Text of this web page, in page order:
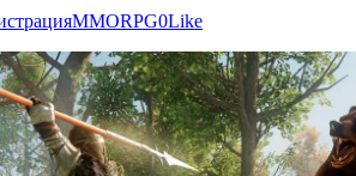
MMORPG0Like